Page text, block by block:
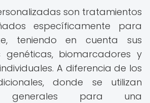
son tratamientos
específicamente para
teniendo en cuenta sus
genéticas, biomarcadores y
A diferencia de los
donde se utilizan
generales para una